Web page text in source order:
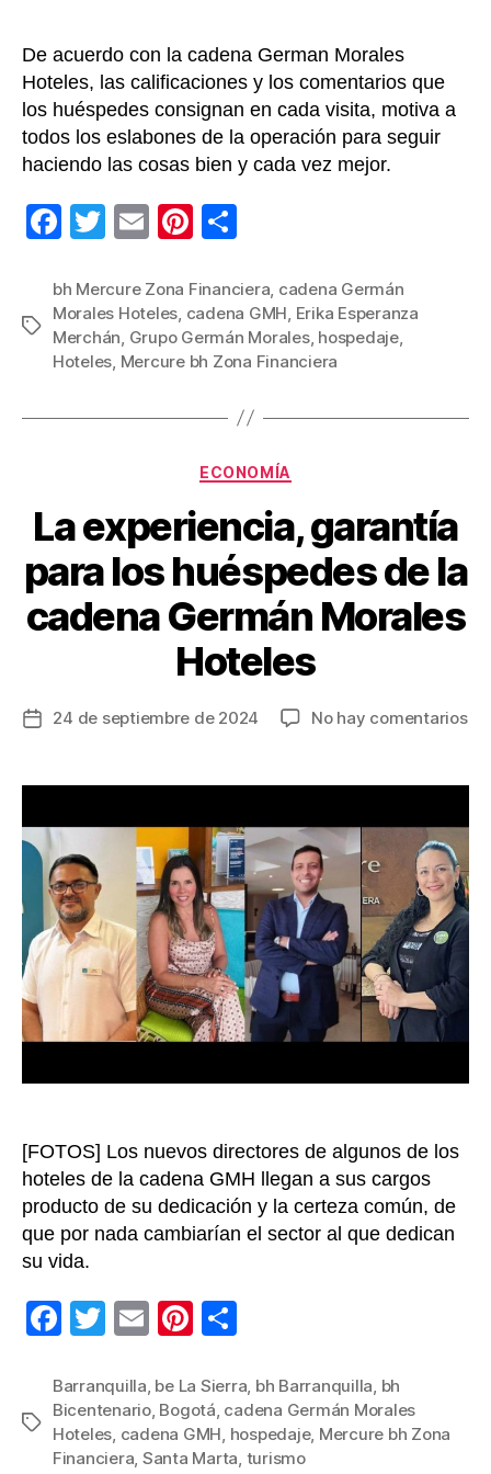
De acuerdo con la cadena German Morales
Hoteles, las calificaciones y los comentarios que
los huéspedes consignan en cada visita, motiva a
todos los eslabones de la operación para seguir
haciendo las cosas bien y cada vez mejor.
F
c
e
b
o
T
tt
er
E
ail
Pi
er
e
st
m
p
ar
Etiquetas
bh Mercure Zona Financiera, cadena Germán
Morales Hoteles, cadena GMH, Erika Esperanza
Merchán, Grupo Germán Morales, hospedaje,
Hoteles, Mercure bh Zona Financiera
Categorías
ECONOMÍA
La experiencia, garantía
para los huéspedes de la
cadena Germán Morales
Hoteles
Fecha
entrada
24 de septiembre de 2024 No hay comentariosen
de
la
[FOTOS] Los nuevos directores de algunos de los
hoteles de la cadena GMH llegan a sus cargos
producto de su dedicación y la certeza común, de
que por nada cambiarían el sector al que dedican
su vida.
F
c
e
b
T
tt
er
E
ail
Pi
er
e
st
m
p
ar
Etiquetas
Barranquilla, be La Sierra, bh Barranquilla, bh
Bicentenario, Bogotá, cadena Germán Morales
Hoteles, cadena GMH, hospedaje, Mercure bh Zona
Financiera, Santa Marta, turismo